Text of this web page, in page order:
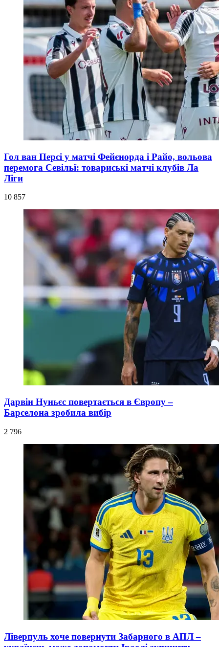
Гол ван Персі у матчі Фейєнорда і Райо, вольова
перемога Севільї: товариські матчі клубів Ла
Ліги
10 857
Дарвін Нуньєс повертається в Європу –
Барселона зробила вибір
2 796
Ліверпуль хоче повернути Забарного в АПЛ –